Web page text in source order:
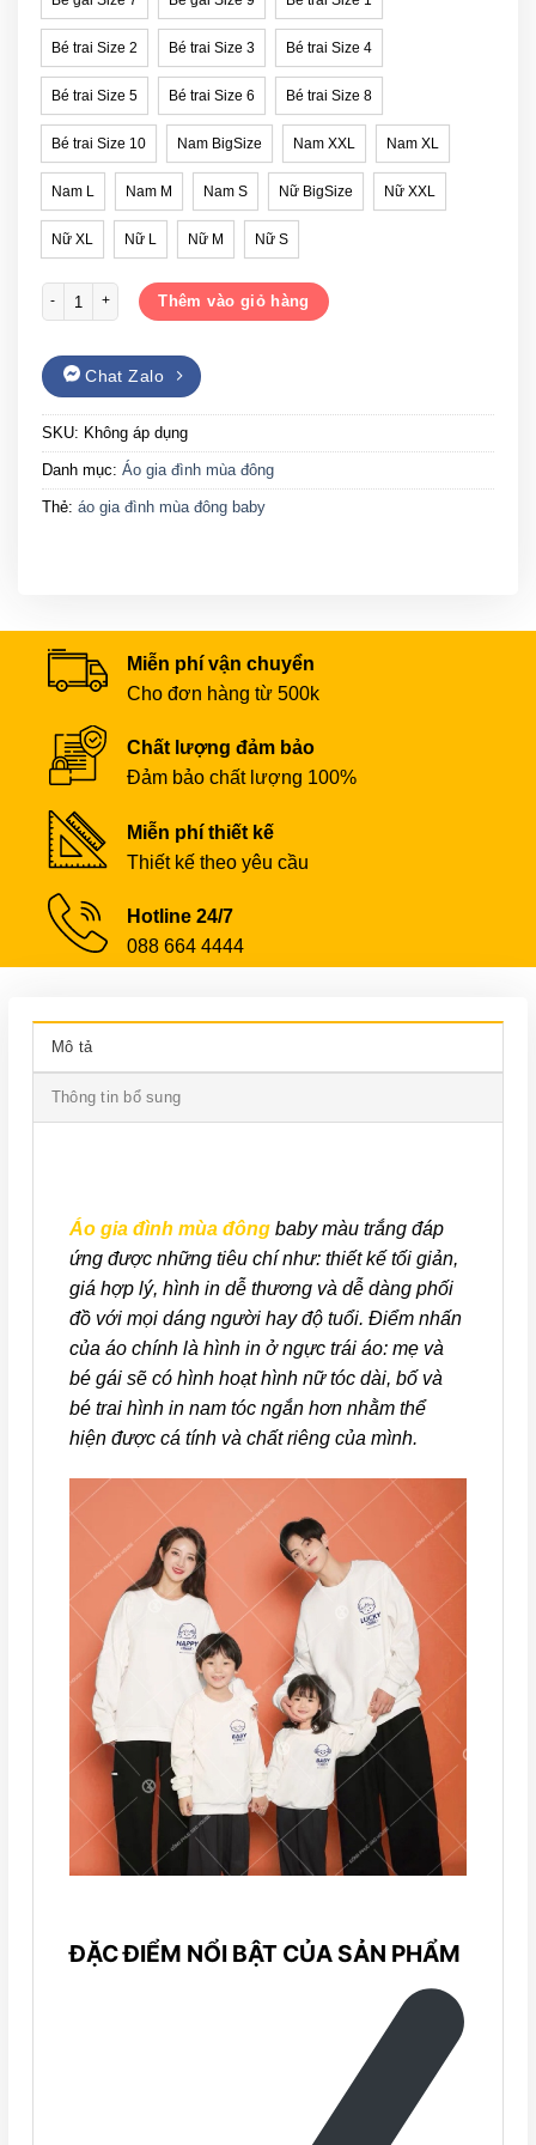
Bé trai Size 2 Bé trai Size 3 Bé trai Size 4
Bé trai Size 5 Bé trai Size 6 Bé trai Size 8
Bé trai Size 10 Nam BigSize Nam XXL Nam XL
Nam L Nam M Nam S Nữ BigSize Nữ XXL
Nữ XL Nữ L Nữ M Nữ S
Áo gia đình mùa đông baby màu trắng số lượng
Thêm vào giỏ hàng
Chat Zalo
SKU: Không áp dụng
Danh mục: Áo gia đình mùa đông
Thẻ: áo gia đình mùa đông baby
Miễn phí vận chuyển
Cho đơn hàng từ 500k
Chất lượng đảm bảo
Đảm bảo chất lượng 100%
Miễn phí thiết kế
Thiết kế theo yêu cầu
Hotline 24/7
088 664 4444
Mô tả
Thông tin bổ sung
Áo gia đình mùa đôngbaby màu trắng đáp
ứng được những tiêu chí như: thiết kế tối giản,
giá hợp lý, hình in dễ thương và dễ dàng phối
đồ với mọi dáng người hay độ tuổi. Điểm nhấn
của áo chính là hình in ở ngực trái áo: mẹ và
bé gái sẽ có hình hoạt hình nữ tóc dài, bố và
bé trai hình in nam tóc ngắn hơn nhằm thể
hiện được cá tính và chất riêng của mình.
ĐẶC ĐIỂM NỔI BẬT CỦA SẢN PHẨM